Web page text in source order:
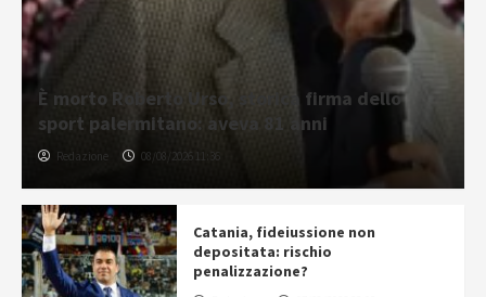
È morto Roberto Urso, storica firma dello
sport palermitano: aveva 81 anni
Redazione 08/08/2026 11:36
Catania, fideiussione non
depositata: rischio
penalizzazione?